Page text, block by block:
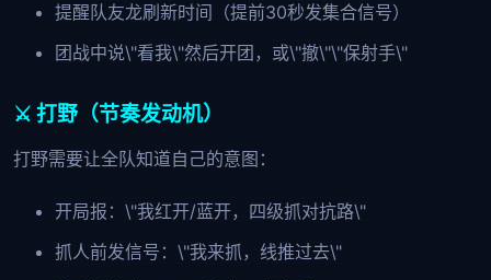
提醒队友龙刷新时间（提前30秒发集合信号）
团战中说\"看我\"然后开团，或\"撤\"\"保射手\"
⚔️ 打野（节奏发动机）
打野需要让全队知道自己的意图：
开局报：\"我红开/蓝开，四级抓对抗路\"
抓人前发信号：\"我来抓，线推过去\"